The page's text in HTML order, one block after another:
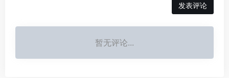
发表评论
暂无评论...